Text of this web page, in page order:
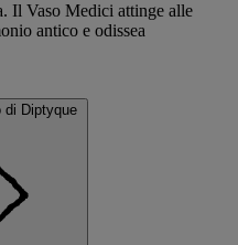
Il Vaso Medici attinge alle
antico e odissea
di Diptyque